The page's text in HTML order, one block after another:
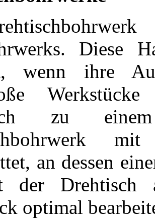
Diese
wenn ihre
zu
an dessen
der Drehtisch
optimal